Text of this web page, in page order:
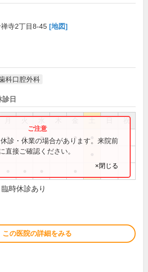
寺2丁目8-45 [地図]
科口腔外科
日
祝
● ● ● ●
診・休業の場合があります。来院前
直接ご確認ください。
×閉じる
時休診あり
この医院の詳細をみる